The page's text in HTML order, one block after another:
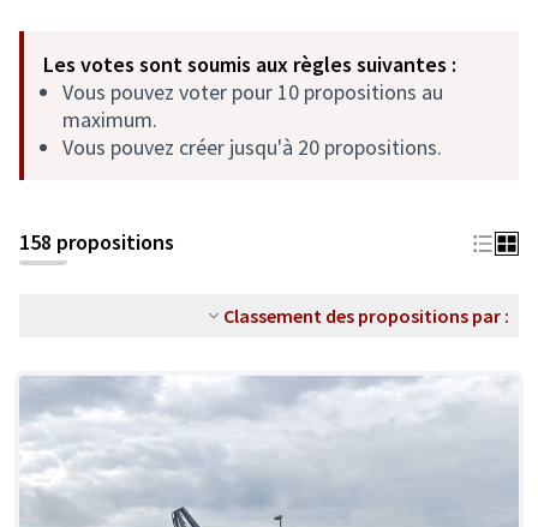
−
Les votes sont soumis aux règles suivantes :
Vous pouvez voter pour 10 propositions au
maximum.
Vous pouvez créer jusqu'à 20 propositions.
158 propositions
Classement des propositions par :